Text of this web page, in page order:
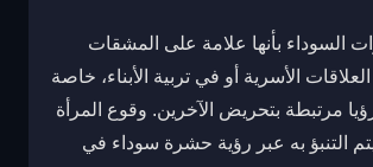
السوداء بأنها علامة على المشقات
الأسرية أو في تربية الأبناء، خاصة
مرتبطة بتحريض الآخرين. وقوع المرأة
التنبؤ به عبر رؤية حشرة سوداء في